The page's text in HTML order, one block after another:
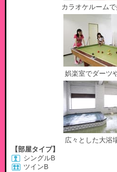
カラオケルーム
娯楽室でダーツ
広々とした大浴
【部屋タイプ】
シングルB
ツインB